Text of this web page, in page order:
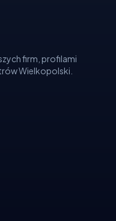
firm, profilami
Wielkopolski.